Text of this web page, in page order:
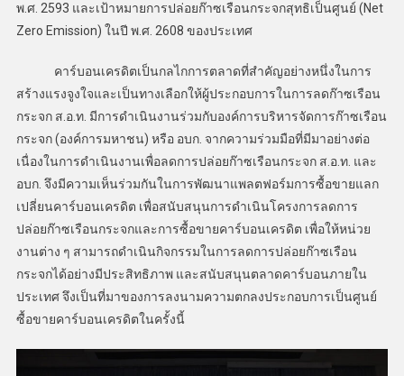
พ.ศ. 2593 และเป้าหมายการปล่อยก๊าซเรือนกระจกสุทธิเป็นศูนย์ (Net
Zero Emission) ในปี พ.ศ. 2608 ของประเทศ
คาร์บอนเครดิตเป็นกลไกการตลาดที่สำคัญอย่างหนึ่งในการ
สร้างแรงจูงใจและเป็นทางเลือกให้ผู้ประกอบการในการลดก๊าซเรือน
กระจก ส.อ.ท. มีการดำเนินงานร่วมกับองค์การบริหารจัดการก๊าซเรือน
กระจก (องค์การมหาชน) หรือ อบก. จากความร่วมมือที่มีมาอย่างต่อ
เนื่องในการดำเนินงานเพื่อลดการปล่อยก๊าซเรือนกระจก ส.อ.ท. และ
อบก. จึงมีความเห็นร่วมกันในการพัฒนาแพลตฟอร์มการซื้อขายแลก
เปลี่ยนคาร์บอนเครดิต เพื่อสนับสนุนการดำเนินโครงการลดการ
ปล่อยก๊าซเรือนกระจกและการซื้อขายคาร์บอนเครดิต เพื่อให้หน่วย
งานต่าง ๆ สามารถดำเนินกิจกรรมในการลดการปล่อยก๊าซเรือน
กระจกได้อย่างมีประสิทธิภาพ และสนับสนุนตลาดคาร์บอนภายใน
ประเทศ จึงเป็นที่มาของการลงนามความตกลงประกอบการเป็นศูนย์
ซื้อขายคาร์บอนเครดิตในครั้งนี้